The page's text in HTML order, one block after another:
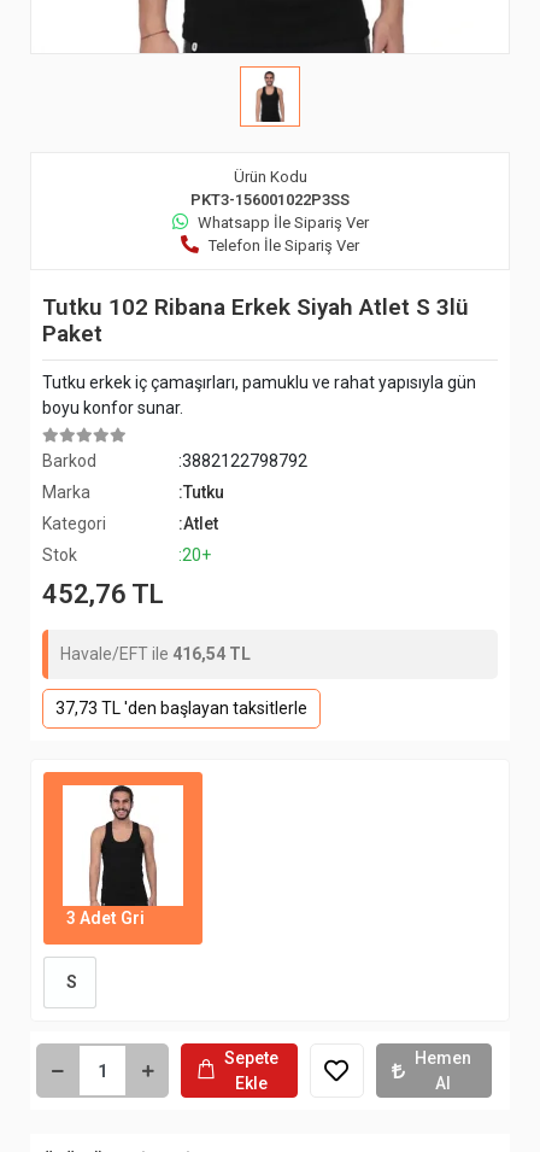
Ürün Kodu
PKT3-156001022P3SS
Whatsapp İle Sipariş Ver
Telefon İle Sipariş Ver
Tutku 102 Ribana Erkek Siyah Atlet S 3lü
Paket
Tutku erkek iç çamaşırları, pamuklu ve rahat yapısıyla gün
boyu konfor sunar.
Barkod
:3882122798792
Marka
:Tutku
Kategori
:Atlet
Stok
:20+
452,76 TL
Havale/EFT ile 416,54 TL
37,73 TL 'den başlayan taksitlerle
3 Adet Gri
S
Sepete
Ekle
Hemen
Al